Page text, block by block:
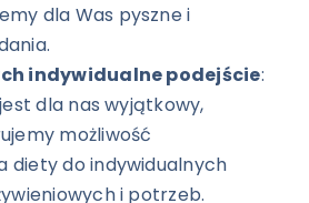
dla Was pyszne i
indywidualne podejście:
dla nas wyjątkowy,
możliwość
diety do indywidualnych
i potrzeb.